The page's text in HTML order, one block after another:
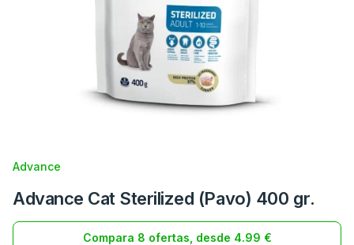
Advance
Advance Cat Sterilized (Pavo) 400 gr.
Compara 8 ofertas, desde 4.99 €